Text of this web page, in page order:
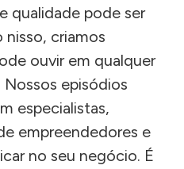
qualidade pode ser
nisso, criamos
ouvir em qualquer
Nossos episódios
especialistas,
empreendedores e
no seu negócio. É